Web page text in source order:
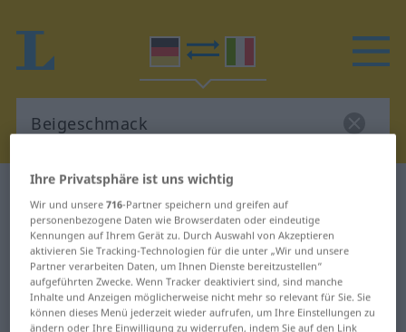
Deutsch-Italienisch Wörterbuch
Deutsch-Italienisch Übersetzung
für "Beigeschmack"
"Beigeschmack" Italienisch
Ihre Privatsphäre ist uns wichtig
Wir und unsere716-Partner speichern und greifen auf
personenbezogene Daten wie Browserdaten oder eindeutige
Kennungen auf Ihrem Gerät zu. Durch Auswahl von Akzeptieren
aktivieren Sie Tracking-Technologien für die unter „Wir und unsere
Partner verarbeiten Daten, um Ihnen Dienste bereitzustellen“
aufgeführten Zwecke. Wenn Tracker deaktiviert sind, sind manche
Inhalte und Anzeigen möglicherweise nicht mehr so relevant für Sie. Sie
können dieses Menü jederzeit wieder aufrufen, um Ihre Einstellungen zu
ändern oder Ihre Einwilligung zu widerrufen, indem Sie auf den Link